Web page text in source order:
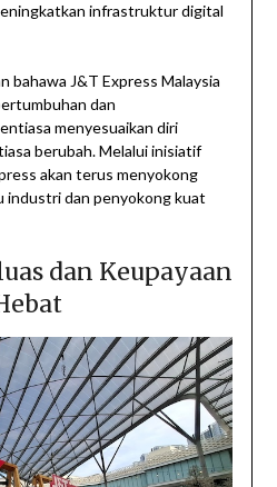
infrastruktur digital
bahawa J&T Express Malaysia
dan
menyesuaikan diri
berubah. Melalui inisiatif
akan terus menyokong
industri dan penyokong kuat
dan Keupayaan